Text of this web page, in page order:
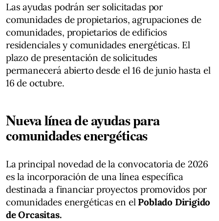
Las ayudas podrán ser solicitadas por
comunidades de propietarios, agrupaciones de
comunidades, propietarios de edificios
residenciales y comunidades energéticas. El
plazo de presentación de solicitudes
permanecerá abierto desde el 16 de junio hasta el
16 de octubre.
Nueva línea de ayudas para
comunidades energéticas
La principal novedad de la convocatoria de 2026
es la incorporación de una línea específica
destinada a financiar proyectos promovidos por
comunidades energéticas en el Poblado Dirigido
de Orcasitas.